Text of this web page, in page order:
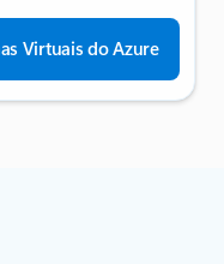
Virtuais do Azure